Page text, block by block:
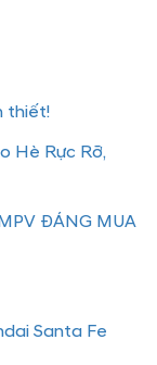
thiết!
Hè Rực Rỡ,
ĐÁNG MUA
Santa Fe